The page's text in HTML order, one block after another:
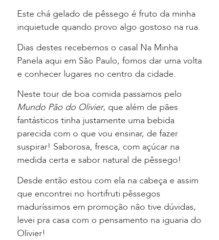
Este chá gelado de pêssego é fruto da minha
inquietude quando provo algo gostoso na rua.
Dias destes recebemos o casal Na Minha
Panela aqui em São Paulo, fomos dar uma volta
e conhecer lugares no centro da cidade.
Neste tour de boa comida passamos pelo
Mundo Pão do Olivier, que além de pães
fantásticos tinha justamente uma bebida
parecida com o que vou ensinar, de fazer
suspirar! Saborosa, fresca, com açúcar na
medida certa e sabor natural de pêssego!
Desde então estou com ela na cabeça e assim
que encontrei no hortifruti pêssegos
maduríssimos em promoção não tive dúvidas,
levei pra casa com o pensamento na iguaria do
Olivier!